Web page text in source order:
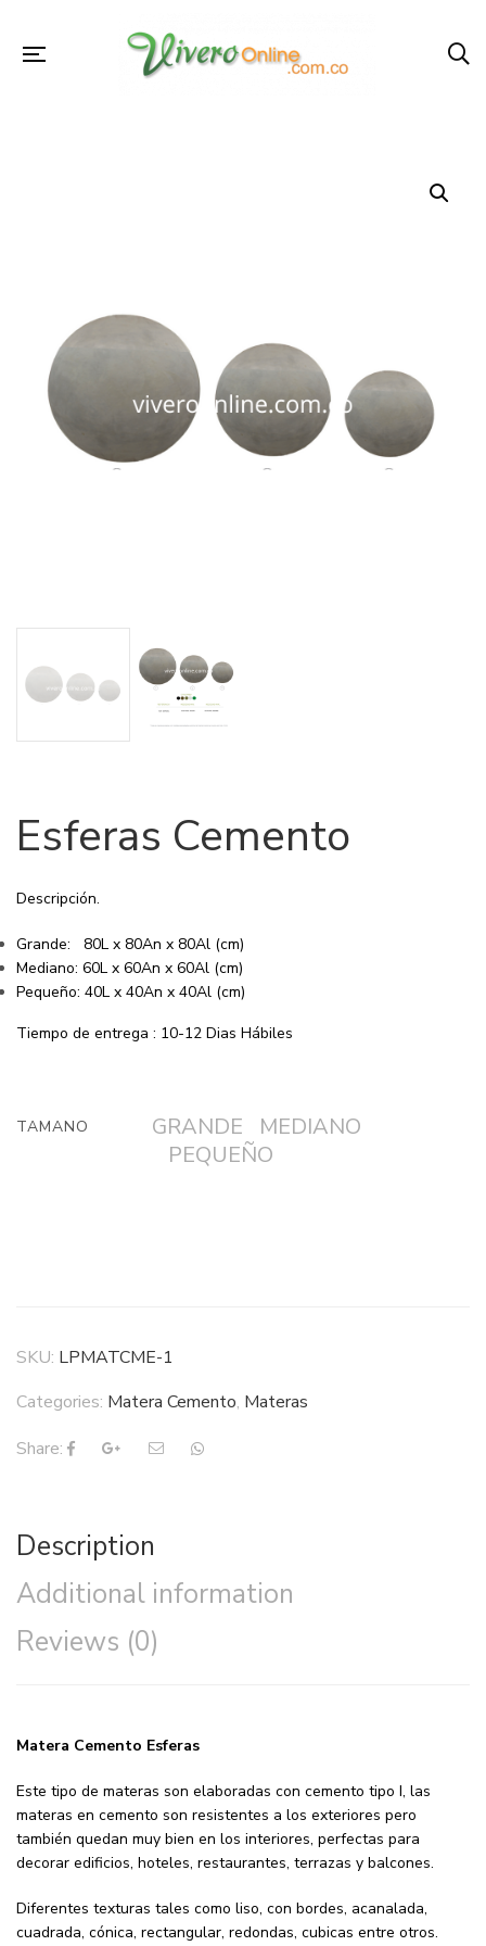
Esferas Cemento
Descripción.
Grande: 80L x 80An x 80Al (cm)
Mediano: 60L x 60An x 60Al (cm)
Pequeño: 40L x 40An x 40Al (cm)
Tiempo de entrega : 10-12 Dias Hábiles
TAMANO GRANDE
MEDIANO
PEQUEÑO
SKU: LPMATCME-1
Categories: Matera Cemento, Materas
Share:
Description
Additional information
Reviews (0)
Matera Cemento Esferas
Este tipo de materas son elaboradas con cemento tipo I, las
materas en cemento son resistentes a los exteriores pero
también quedan muy bien en los interiores, perfectas para
decorar edificios, hoteles, restaurantes, terrazas y balcones.
Diferentes texturas tales como liso, con bordes, acanalada,
cuadrada, cónica, rectangular, redondas, cubicas entre otros.